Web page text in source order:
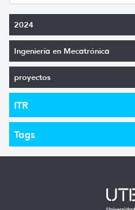
2024
Ingeniería en Mecatrónica
proyectos
ITR
Tags